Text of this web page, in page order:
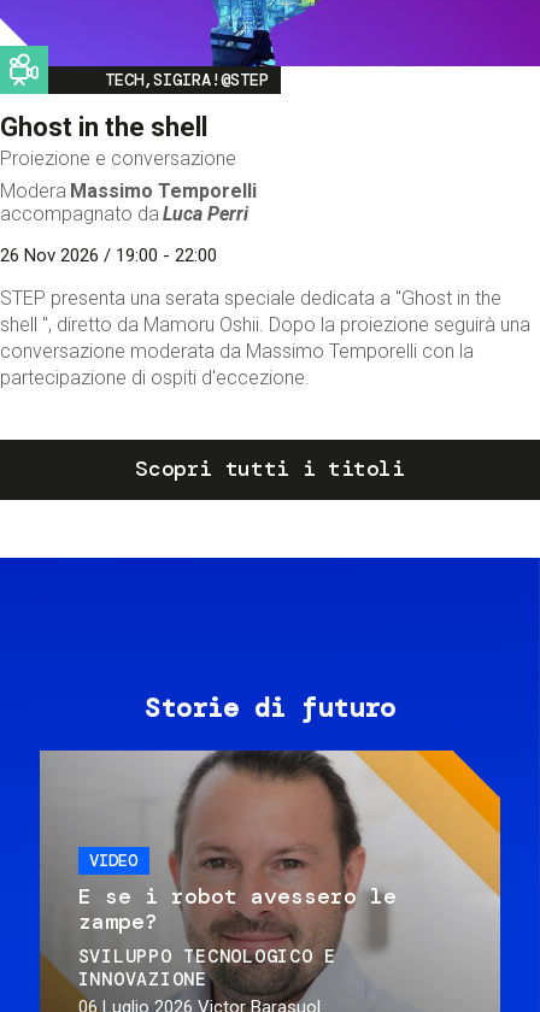
Image
TECH,SIGIRA!@STEP
Ghost in the shell
Proiezione e conversazione
Modera Massimo Temporelli
accompagnato da Luca Perri
26 Nov 2026 / 19:00 - 22:00
STEP presenta una serata speciale dedicata a "Ghost in the
shell ", diretto da Mamoru Oshii. Dopo la proiezione seguirà una
conversazione moderata da Massimo Temporelli con la
partecipazione di ospiti d'eccezione.
Scopri tutti i titoli
Storie di futuro
VIDEO
E se i robot avessero le
zampe?
SVILUPPO TECNOLOGICO E
INNOVAZIONE
06 Luglio 2026 Victor Barasuol